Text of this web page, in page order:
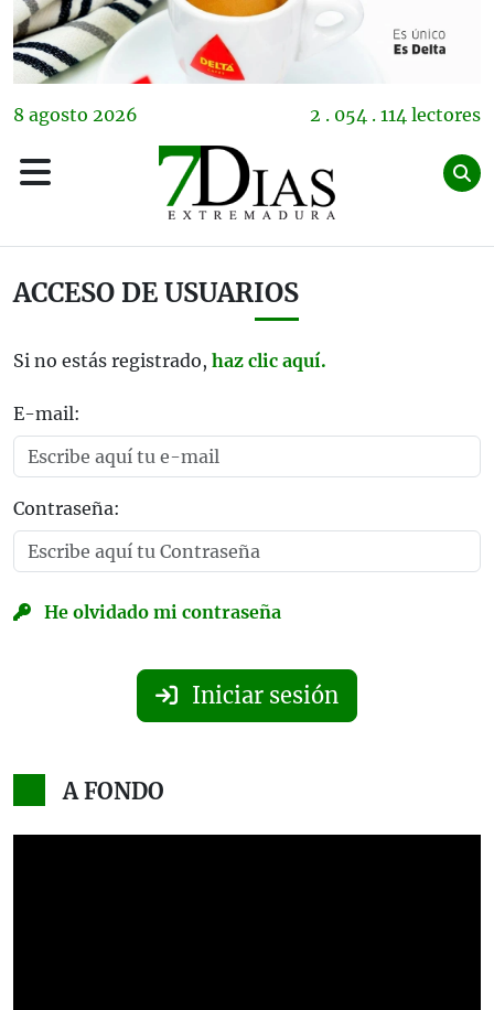
8 agosto 2026 2 . 054 . 114 lectores
ACCESO DE USUARIOS
Si no estás registrado, haz clic aquí.
E-mail:
Contraseña:
He olvidado mi contraseña
Iniciar sesión
A FONDO